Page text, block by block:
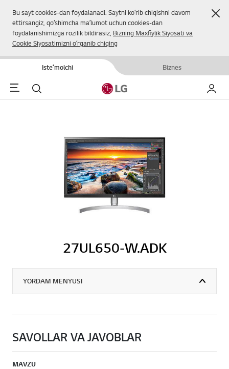
Bu sayt cookies-dan foydalanadi. Saytni koʻrib chiqishni davom
ettirsangiz, qoʻshimcha maʼlumot uchun cookies-dan
foydalanishimizga rozilik bildirasiz, Bizning Maxfiylik Siyosati va
Cookie Siyosatimizni oʻrganib chiqing
Isteʼmolchi Biznes
Menu Qidirish
27UL650-W.ADK
YORDAM MENYUSI
SAVOLLAR VA JAVOBLAR
MAVZU